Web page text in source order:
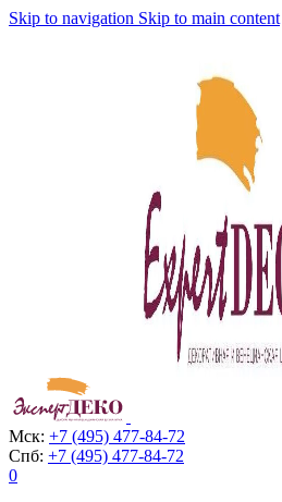
Skip to navigation Skip to main content
Мск: +7 (495) 477-84-72
Спб: +7 (495) 477-84-72
0